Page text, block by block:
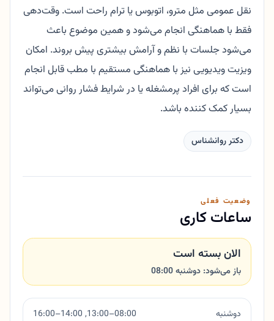
نقل عمومی مثل مترو، اتوبوس یا ترام راحت است. وقت‌دهی
فقط با هماهنگی انجام می‌شود و همین موضوع باعث
می‌شود جلسات با نظم و آرامش بیشتری پیش بروند. امکان
ویزیت ویدیویی نیز با هماهنگی مستقیم با مطب قابل انجام
است که برای افراد پرمشغله یا در شرایط فشار روانی می‌تواند
بسیار کمک کننده باشد.
دکتر روانشناس
وضعیت فعلی
ساعات کاری
الان بسته است
باز می‌شود: دوشنبه 08:00
دوشنبه 08:00–13:00, 14:00–16:00